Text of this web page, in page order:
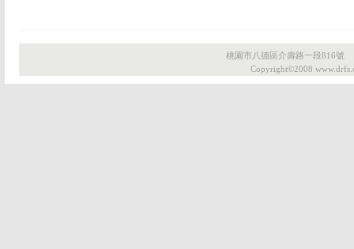
桃園市八德區介壽路一段816
Copyright©2008